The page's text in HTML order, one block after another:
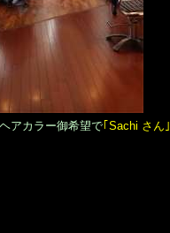
アカラー御希望で｢Sachi さん｣